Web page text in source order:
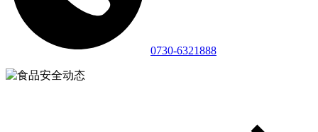
0730-6321888